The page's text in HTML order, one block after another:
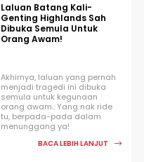
Laluan Batang Kali-
Genting Highlands Sah
Dibuka Semula Untuk
Orang Awam!
Akhirnya, laluan yang pernah
menjadi tragedi ini dibuka
semula untuk kegunaan
orang awam.. Yang nak ride
tu, berpada-pada dalam
menunggang ya!
BACA LEBIH LANJUT